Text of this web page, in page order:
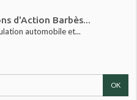
d'Action Barbès...
automobile et...